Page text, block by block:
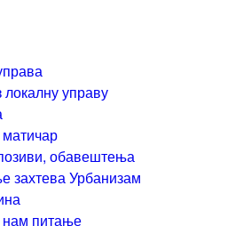
локалну управу
обавештења
захтева Урбанизам
нам питање